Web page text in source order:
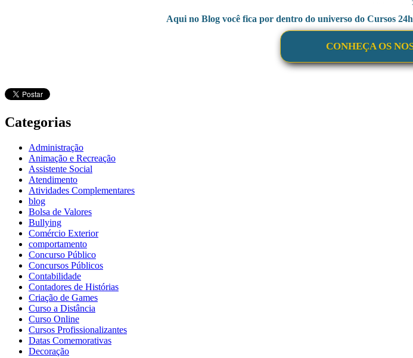
Aqui no Blog você fica por dentro do universo do Cursos
CONHEÇA OS
Categorias
Administração
Animação e Recreação
Assistente Social
Atendimento
Atividades Complementares
blog
Bolsa de Valores
Bullying
Comércio Exterior
comportamento
Concurso Público
Concursos Públicos
Contabilidade
Contadores de Histórias
Criação de Games
Curso a Distância
Curso Online
Cursos Profissionalizantes
Datas Comemorativas
Decoração